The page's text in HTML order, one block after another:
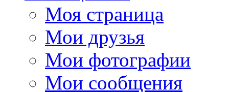
Моя страница
Мои друзья
Мои фотографии
Мои сообщения